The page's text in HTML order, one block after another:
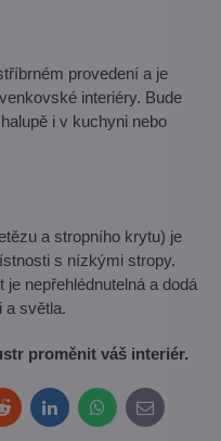
provedení a je
interiéry. Bude
i v kuchyni nebo
a stropního krytu) je
s nízkými stropy.
nepřehlédnutelná a dodá
a světla.
proměnit váš interiér.
RedditLinkedInWhatsApp
E-
mail